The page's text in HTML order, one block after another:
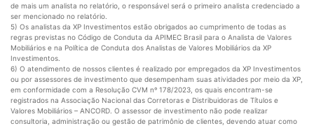
de mais um analista no relatório, o responsável será o primeiro analista credenciado a
ser mencionado no relatório.
5) Os analistas da XP Investimentos estão obrigados ao cumprimento de todas as
regras previstas no Código de Conduta da APIMEC Brasil para o Analista de Valores
Mobiliários e na Política de Conduta dos Analistas de Valores Mobiliários da XP
Investimentos.
6) O atendimento de nossos clientes é realizado por empregados da XP Investimentos
ou por assessores de investimento que desempenham suas atividades por meio da XP,
em conformidade com a Resolução CVM nº 178/2023, os quais encontram-se
registrados na Associação Nacional das Corretoras e Distribuidoras de Títulos e
Valores Mobiliários – ANCORD. O assessor de investimento não pode realizar
consultoria, administração ou gestão de patrimônio de clientes, devendo atuar como